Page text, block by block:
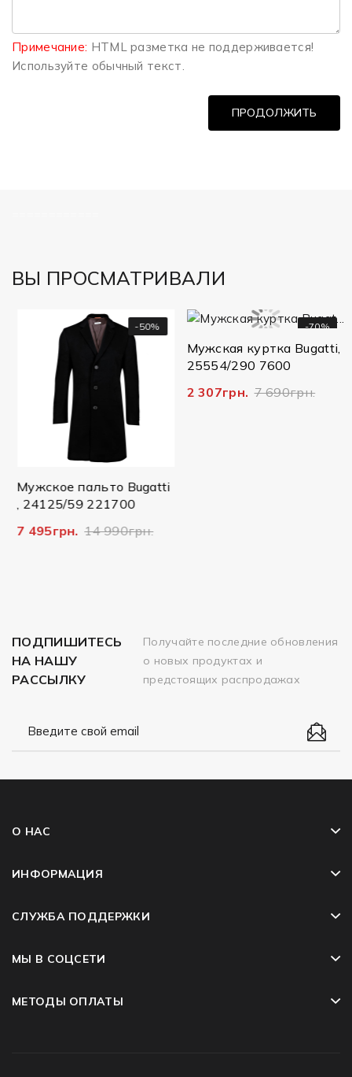
Примечание: HTML разметка не поддерживается!
Используйте обычный текст.
ПРОДОЛЖИТЬ
ВЫ ПРОСМАТРИВАЛИ
-50%
Мужское пальто Bugatti
, 24125/59 221700
7 495грн.
14 990грн.
-70%
Мужская куртка Bugatti,
25554/290 7600
2 307грн.
7 690грн.
ПОДПИШИТЕСЬ
НА НАШУ
РАССЫЛКУ
Получайте последние обновления
о новых продуктах и
предстоящих распродажах
О НАС
ИНФОРМАЦИЯ
СЛУЖБА ПОДДЕРЖКИ
МЫ В СОЦСЕТИ
МЕТОДЫ ОПЛАТЫ